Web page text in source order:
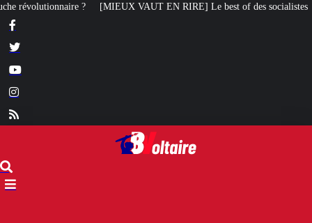
VAUT EN RIRE] Le best of des socialistes Tiersen, Sagazan,